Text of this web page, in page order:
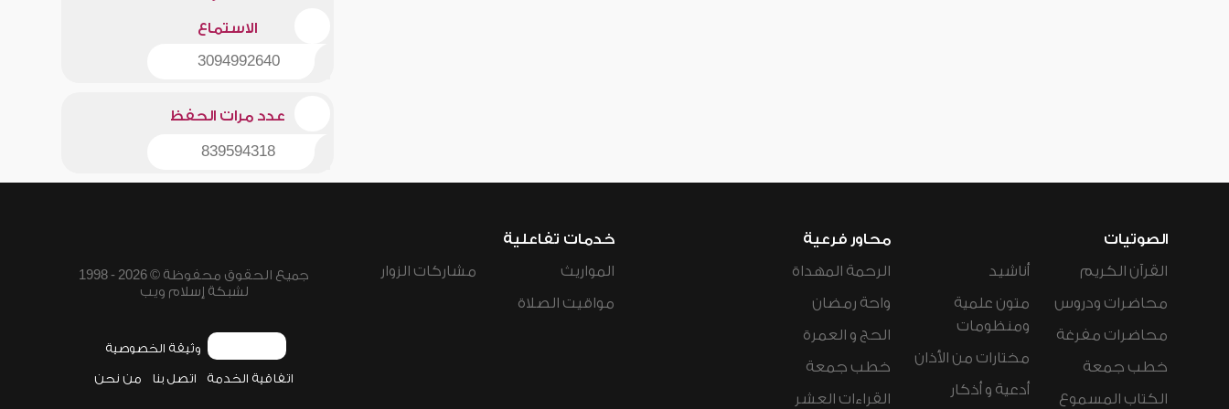
الاستماع
3094992640
عدد مرات الحفظ
839594318
الصوتيات
القرآن الكريم
محاضرات ودروس
محاضرات مفرغة
خطب جمعة
الكتاب المسموع
أناشيد
متون علمية
ومنظومات
مختارات من الأذان
أدعية و أذكار
محاور فرعية
الرحمة المهداة
واحة رمضان
الحج و العمرة
خطب جمعة
القراءات العشر
خدمات تفاعلية
المواريث
مواقيت الصلاة
مشاركات الزوار
جميع الحقوق محفوظة © 2026 - 1998
لشبكة إسلام ويب
وثيقة الخصوصية
اتفاقية الخدمة اتصل بنا من نحن